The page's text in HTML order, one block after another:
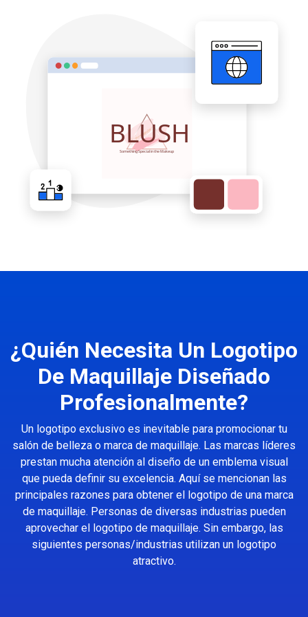
¿Quién Necesita Un Logotipo
De Maquillaje Diseñado
Profesionalmente?
Un logotipo exclusivo es inevitable para promocionar tu
salón de belleza o marca de maquillaje. Las marcas líderes
prestan mucha atención al diseño de un emblema visual
que pueda definir su excelencia. Aquí se mencionan las
principales razones para obtener el logotipo de una marca
de maquillaje. Personas de diversas industrias pueden
aprovechar el logotipo de maquillaje. Sin embargo, las
siguientes personas/industrias utilizan un logotipo
atractivo.